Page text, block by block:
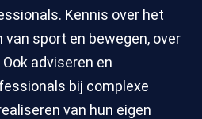
Kennis over het
sport en bewegen, over
adviseren en
bij complexe
van hun eigen